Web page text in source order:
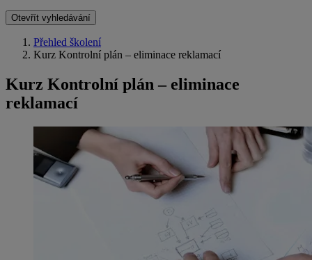
Otevřít vyhledávání
Přehled školení
Kurz Kontrolní plán – eliminace reklamací
Kurz Kontrolní plán – eliminace
reklamací